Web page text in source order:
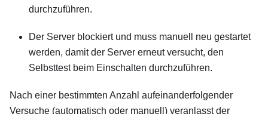
durchzuführen.
Der Server blockiert und muss manuell neu gestartet
werden, damit der Server erneut versucht, den
Selbsttest beim Einschalten durchzuführen.
Nach einer bestimmten Anzahl aufeinanderfolgender
Versuche (automatisch oder manuell) veranlasst der